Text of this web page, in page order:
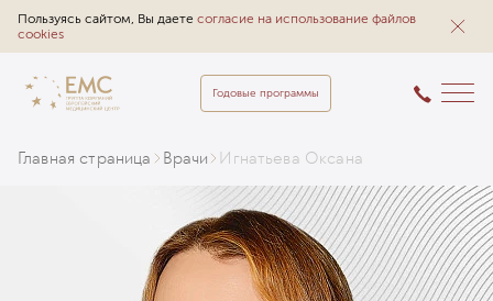
Пользуясь сайтом, Вы даете согласие на использование файлов
cookies
Годовые программы
Главная страница Врачи Игнатьева Оксана